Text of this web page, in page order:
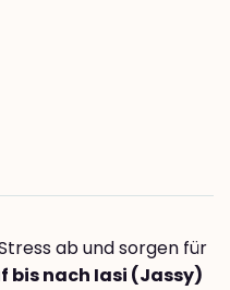
ab und sorgen für
bis nach Iasi (Jassy)